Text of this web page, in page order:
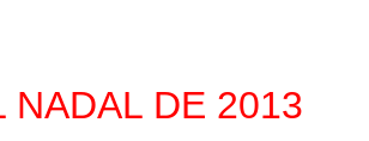
NADAL DE 2013